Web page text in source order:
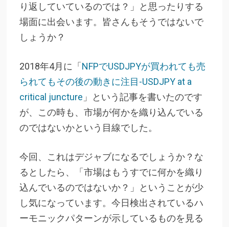
り返していているのでは？」と思ったりする
場面に出会います。皆さんもそうではないで
しょうか？
2018年4月に「NFPでUSDJPYが買われても売
られてもその後の動きに注目-USDJPY at a
critical juncture 」という記事を書いたのです
が、この時も、市場が何かを織り込んでいる
のではないかという目線でした。
今回、これはデジャブになるでしょうか？な
るとしたら、「市場はもうすでに何かを織り
込んでいるのではないか？」ということが少
し気になっています。今日検出されているハ
ーモニックパターンが示しているものを見る